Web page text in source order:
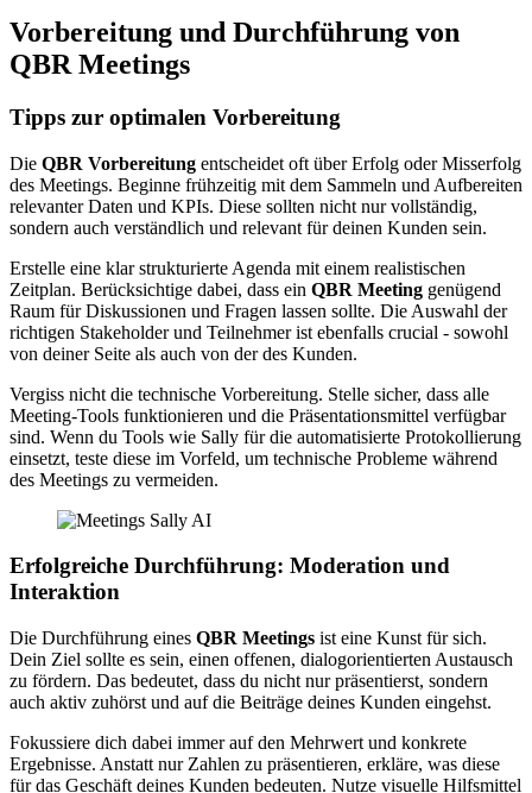
Vorbereitung und Durchführung von
QBR Meetings
Tipps zur optimalen Vorbereitung
Die QBR Vorbereitung entscheidet oft über Erfolg oder Misserfolg
des Meetings. Beginne frühzeitig mit dem Sammeln und Aufbereiten
relevanter Daten und KPIs. Diese sollten nicht nur vollständig,
sondern auch verständlich und relevant für deinen Kunden sein.
Erstelle eine klar strukturierte Agenda mit einem realistischen
Zeitplan. Berücksichtige dabei, dass ein QBR Meeting genügend
Raum für Diskussionen und Fragen lassen sollte. Die Auswahl der
richtigen Stakeholder und Teilnehmer ist ebenfalls crucial - sowohl
von deiner Seite als auch von der des Kunden.
Vergiss nicht die technische Vorbereitung. Stelle sicher, dass alle
Meeting-Tools funktionieren und die Präsentationsmittel verfügbar
sind. Wenn du Tools wie Sally für die automatisierte Protokollierung
einsetzt, teste diese im Vorfeld, um technische Probleme während
des Meetings zu vermeiden.
Erfolgreiche Durchführung: Moderation und
Interaktion
Die Durchführung eines QBR Meetings ist eine Kunst für sich.
Dein Ziel sollte es sein, einen offenen, dialogorientierten Austausch
zu fördern. Das bedeutet, dass du nicht nur präsentierst, sondern
auch aktiv zuhörst und auf die Beiträge deines Kunden eingehst.
Fokussiere dich dabei immer auf den Mehrwert und konkrete
Ergebnisse. Anstatt nur Zahlen zu präsentieren, erkläre, was diese
für das Geschäft deines Kunden bedeuten. Nutze visuelle Hilfsmittel